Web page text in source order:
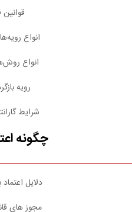
انواع
انواع
رویه
شرایط
چگونه
دلایل
مجوز های